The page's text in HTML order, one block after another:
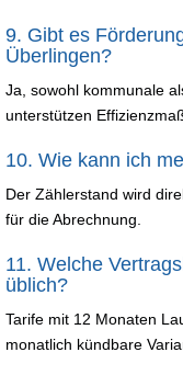
9. Gibt es
Überlingen?
Ja, sowohl kommunale
unterstützen
10. Wie kann ich
Der Zählerstand wird
für die Abrechnung.
11. Welche
üblich?
Tarife mit 12 Monaten
monatlich kündbare